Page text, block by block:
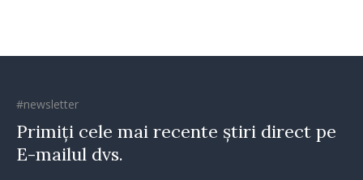
#newsletter
Primiți cele mai recente știri direct pe
E-mailul dvs.